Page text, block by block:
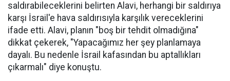
saldırabileceklerini belirten Alavi, herhangi bir saldırıya
karşı İsrail'e hava saldırısıyla karşılık vereceklerini
ifade etti. Alavi, planın "boş bir tehdit olmadığına"
dikkat çekerek, "Yapacağımız her şey planlamaya
dayalı. Bu nedenle İsrail kafasından bu aptallıkları
çıkarmalı" diye konuştu.